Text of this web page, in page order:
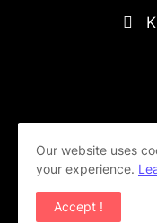
Our website uses
your experience.
Accept !